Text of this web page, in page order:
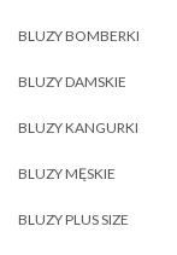
BLUZY BOMBERKI
BLUZY DAMSKIE
BLUZY KANGURKI
BLUZY MĘSKIE
BLUZY PLUS SIZE